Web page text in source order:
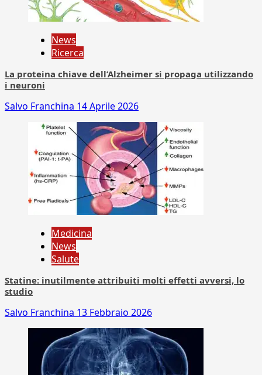
News
Ricerca
La proteina chiave dell’Alzheimer si propaga utilizzando
i neuroni
Salvo Franchina 14 Aprile 2026
Medicina
News
Salute
Statine: inutilmente attribuiti molti effetti avversi, lo
studio
Salvo Franchina 13 Febbraio 2026